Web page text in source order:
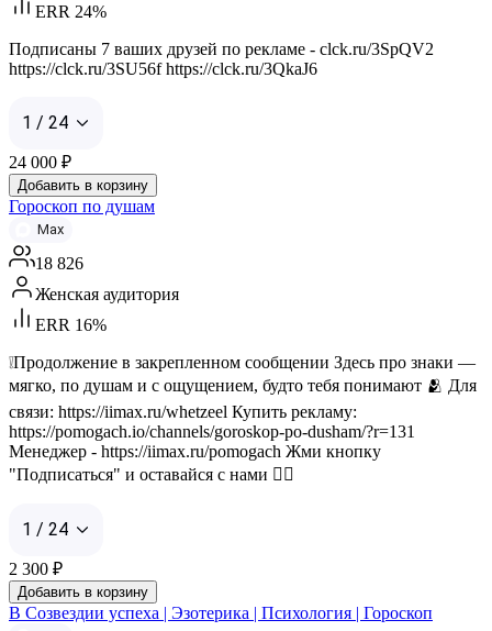
ERR 24%
Подписаны 7 ваших друзей по рекламе - clck.ru/3SpQV2
https://clck.ru/3SU56f https://clck.ru/3QkaJ6
1 / 24
24 000 ₽
Добавить в корзину
Гороскоп по душам
Max
18 826
Женская аудитория
ERR 16%
❕Продолжение в закрепленном сообщении Здесь про знаки —
мягко, по душам и с ощущением, будто тебя понимают 🫂 Для
связи: https://iimax.ru/whetzeel Купить рекламу:
https://pomogach.io/channels/goroskop-po-dusham/?r=131
Менеджер - https://iimax.ru/pomogach Жми кнопку
"Подписаться" и оставайся с нами 👇🏻
1 / 24
2 300 ₽
Добавить в корзину
В Созвездии успеха | Эзотерика | Психология | Гороскоп